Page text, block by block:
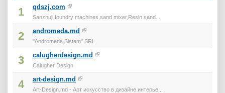
1 qdszj.com
Sanzhuji,foundry machines,sand mixer,Resin sand...
2 andromeda.md
"Andromeda Sistem" SRL
3 calugherdesign.md
Calugher Design
4 art-design.md
Art-Design.md - Арт искусство в дизайне интерье...